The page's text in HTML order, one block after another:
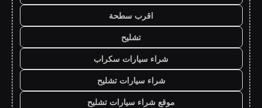
اقرب سطحة
تشليح
شراء سيارات سكراب
شراء سيارات تشليح
موقع شراء سيارات تشليح